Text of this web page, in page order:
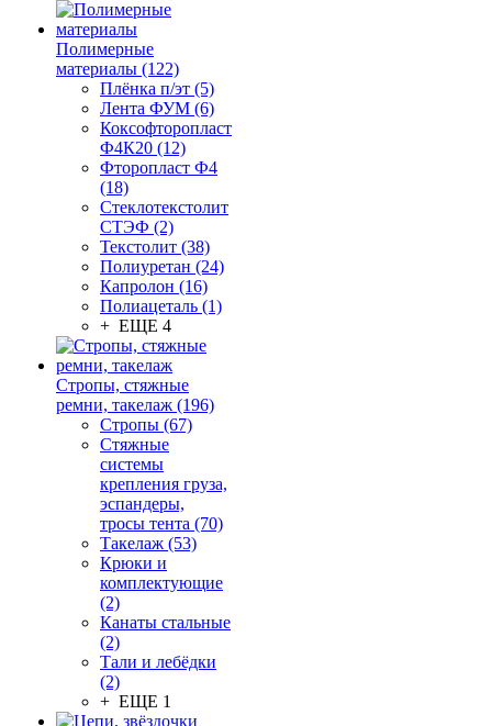
Полимерные
материалы (122)
Плёнка п/эт (5)
Лента ФУМ (6)
Коксофторопласт
Ф4К20 (12)
Фторопласт Ф4
(18)
Стеклотекстолит
СТЭФ (2)
Текстолит (38)
Полиуретан (24)
Капролон (16)
Полиацеталь (1)
+ ЕЩЕ 4
Стропы, стяжные
ремни, такелаж (196)
Стропы (67)
Стяжные
системы
крепления груза,
эспандеры,
тросы тента (70)
Такелаж (53)
Крюки и
комплектующие
(2)
Канаты стальные
(2)
Тали и лебёдки
(2)
+ ЕЩЕ 1